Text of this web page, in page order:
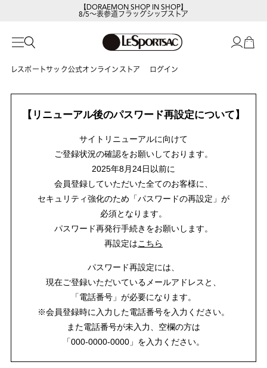
【DORAEMON SHOP IN SHOP】
8/5～表参道フラッグシップストア
レスポートサック公式オンラインストア ログイン
【リニューアル後のパスワード再設定について】
サイトリニューアルに向けて
ご登録状況の確認をお願いしております。
2025年8月24日以前に
会員登録していただいた全てのお客様に、
セキュリティ強化のため「パスワードの再設定」が
必須となります。
パスワード再発行手続きをお願いします。
再設定はこちら
パスワード再設定には、
現在ご登録いただいているメールアドレスと、
「電話番号」が必要になります。
※会員登録時に入力した電話番号を入力ください。
また電話番号が未入力、空欄の方は
「000-0000-0000」を入力ください。